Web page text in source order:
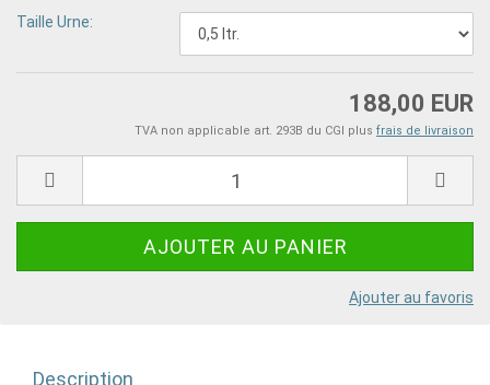
Taille Urne:
188,00 EUR
TVA non applicable art. 293B du CGI plus frais de livraison
Ajouter au favoris
Description